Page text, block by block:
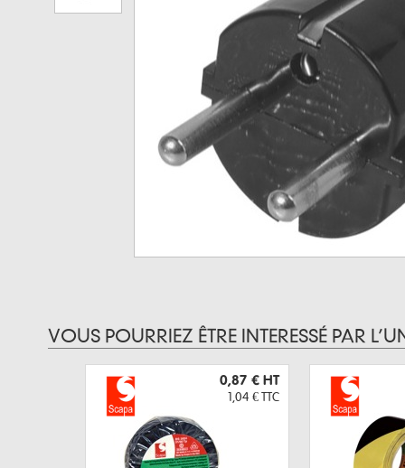
VOUS POURRIEZ ÊTRE INTERESSÉ PAR
0,87 € HT
1,04 € TTC